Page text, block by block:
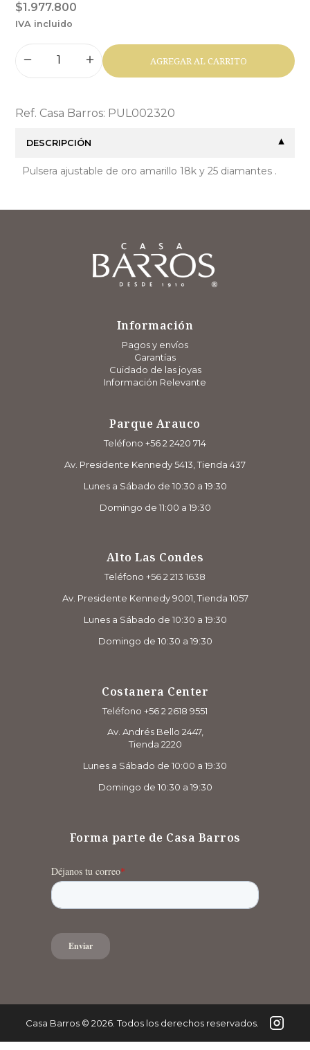
$1.977.800
IVA incluido
AGREGAR AL CARRITO
Ref. Casa Barros: PUL002320
DESCRIPCIÓN
Pulsera ajustable de oro amarillo 18k y 25 diamantes .
Información
Pagos y envíos
Garantías
Cuidado de las joyas
Información Relevante
Parque Arauco
Teléfono +56 2 2420 714
Av. Presidente Kennedy 5413, Tienda 437
Lunes a Sábado de 10:30 a 19:30
Domingo de 11:00 a 19:30
Alto Las Condes
Teléfono +56 2 213 1638
Av. Presidente Kennedy 9001, Tienda 1057
Lunes a Sábado de 10:30 a 19:30
Domingo de 10:30 a 19:30
Costanera Center
Teléfono +56 2 2618 9551
Av. Andrés Bello 2447,
Tienda 2220
Lunes a Sábado de 10:00 a 19:30
Domingo de 10:30 a 19:30
Forma parte de Casa Barros
Casa Barros© 2026. Todos los derechos reservados.